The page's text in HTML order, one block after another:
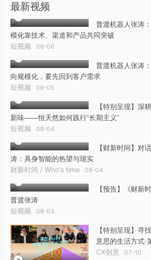
最新视频
普渡机器人张涛
模化靠技术、渠道和产品共同突破
短视频 08-06
普渡机器人张涛
向规模化，要先回到客户需求
短视频 08-05
【特别呈现】深
新味——恒天然如何践行“长期主义”
短视频 08-04
【财新时间】对
涛：具身智能的热望与现实
财新时间 / Who's time 08-04
【预告】《财新
普渡张涛
短视频 08-03
【特别呈现】寻
意思的生活方式·
CX创意 07-10